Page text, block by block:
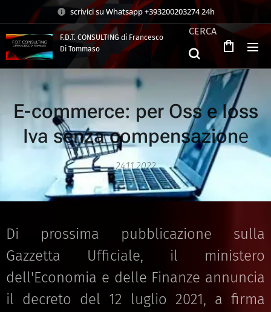
scrivici su Whatsapp +393200203274 24h
F.D.T. CONSULTING di Francesco
Di Tommaso
CERCA
E-commerce: per Oss e Ioss
Iva senza compensazione
24.11.2022
Di prossima pubblicazione sulla
Gazzetta Ufficiale, il ministero
dell'Economia e delle Finanze annuncia
il decreto del 12 luglio 2021, a firma